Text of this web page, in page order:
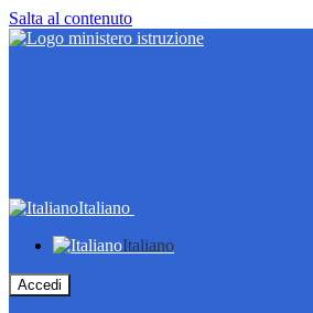
Salta al contenuto
Italiano
Italiano
Accedi